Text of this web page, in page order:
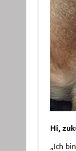
Hi,
„Ich